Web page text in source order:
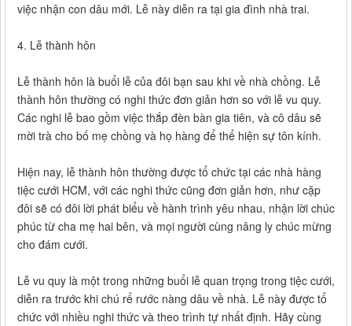
việc nhận con dâu mới. Lễ này diễn ra tại gia đình nhà trai.
4. Lễ thành hôn
Lễ thành hôn là buổi lễ của đôi bạn sau khi về nhà chồng. Lễ
thành hôn thường có nghi thức đơn giản hơn so với lễ vu quy.
Các nghi lễ bao gồm việc thắp đèn bàn gia tiên, và cô dâu sẽ
mời trà cho bố mẹ chồng và họ hàng để thể hiện sự tôn kính.
Hiện nay, lễ thành hôn thường được tổ chức tại các nhà hàng
tiệc cưới HCM, với các nghi thức cũng đơn giản hơn, như cặp
đôi sẽ có đôi lời phát biểu về hành trình yêu nhau, nhận lời chúc
phúc từ cha mẹ hai bên, và mọi người cùng nâng ly chúc mừng
cho đám cưới.
Lễ vu quy là một trong những buổi lễ quan trọng trong tiệc cưới,
diễn ra trước khi chú rể rước nàng dâu về nhà. Lễ này được tổ
chức với nhiều nghi thức và theo trình tự nhất định. Hãy cùng